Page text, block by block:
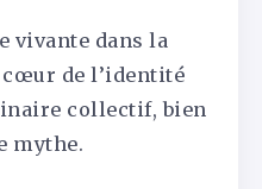
vivante dans la
cœur de l’identité
collectif, bien
mythe.